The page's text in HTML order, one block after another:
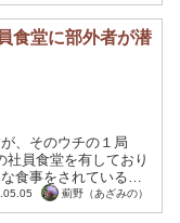
食堂に部外者が潜
、そのウチの１局
員食堂を有しており
食事をされているの
の社員食堂を利用
薊野（あざみの）